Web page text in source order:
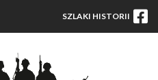
SZLAKI HISTORII